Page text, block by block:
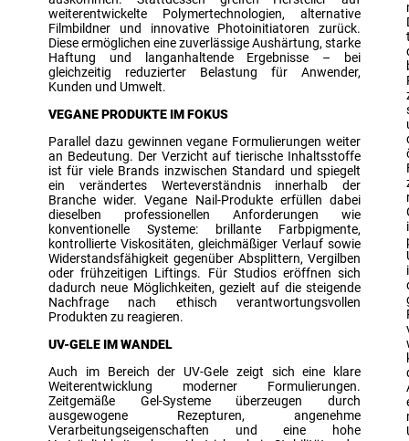
weiterentwickelte Polymertechnologien, alternative
Filmbildner und innovative Photoinitiatoren zurück.
Diese ermöglichen eine zuverlässige Aushärtung, starke
Haftung und langanhaltende Ergebnisse – bei
gleichzeitig reduzierter Belastung für Anwender,
Kunden und Umwelt.
VEGANE PRODUKTE IM FOKUS
Parallel dazu gewinnen vegane Formulierungen weiter
an Bedeutung. Der Verzicht auf tierische Inhaltsstoffe
ist für viele Brands inzwischen Standard und spiegelt
ein verändertes Werteverständnis innerhalb der
Branche wider. Vegane Nail-Produkte erfüllen dabei
dieselben professionellen Anforderungen wie
konventionelle Systeme: brillante Farbpigmente,
kontrollierte Viskositäten, gleichmäßiger Verlauf sowie
Widerstandsfähigkeit gegenüber Absplittern, Vergilben
oder frühzeitigen Liftings. Für Studios eröffnen sich
dadurch neue Möglichkeiten, gezielt auf die steigende
Nachfrage nach ethisch verantwortungsvollen
Produkten zu reagieren.
UV-GELE IM WANDEL
Auch im Bereich der UV-Gele zeigt sich eine klare
Weiterentwicklung moderner Formulierungen.
Zeitgemäße Gel-Systeme überzeugen durch
ausgewogene Rezepturen, angenehme
Verarbeitungseigenschaften und eine hohe